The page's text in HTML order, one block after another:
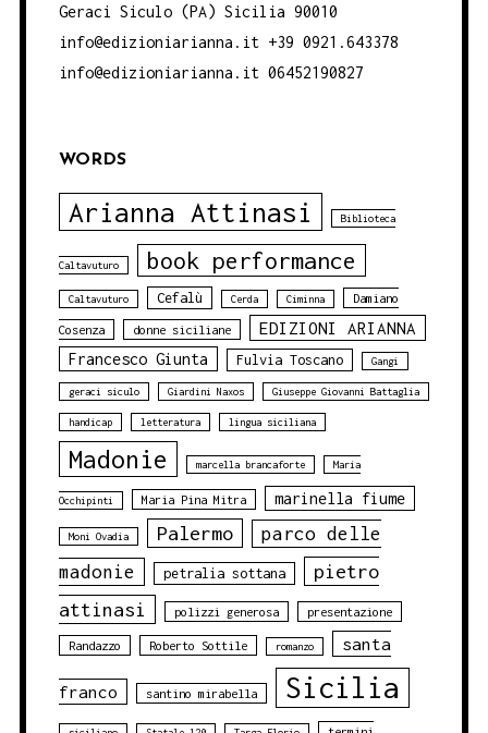
Geraci Siculo (PA) Sicilia 90010
info@edizioniarianna.it +39 0921.643378
info@edizioniarianna.it 06452190827
WORDS
Arianna Attinasi Biblioteca
Caltavuturo book performance
Caltavuturo Cefalù Cerda Ciminna Damiano
Cosenza donne siciliane EDIZIONI ARIANNA
Francesco Giunta Fulvia Toscano Gangi
geraci siculo Giardini Naxos Giuseppe Giovanni Battaglia
handicap letteratura lingua siciliana
Madonie marcella brancaforte Maria
Occhipinti Maria Pina Mitra marinella fiume
Moni Ovadia Palermo
parco delle
madonie
petralia sottana
pietro
attinasi
polizzi generosa presentazione
Randazzo Roberto Sottile romanzo santa
franco santino mirabella Sicilia